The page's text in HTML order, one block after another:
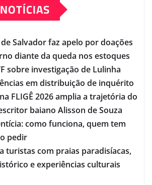
Salvador faz apelo por doações
diante da queda nos estoques
sobre investigação de Lulinha
em distribuição de inquérito
FLIGÊ 2026 amplia a trajetória do
baiano Alisson de Souza
como funciona, quem tem
pedir
turistas com praias paradisíacas,
e experiências culturais